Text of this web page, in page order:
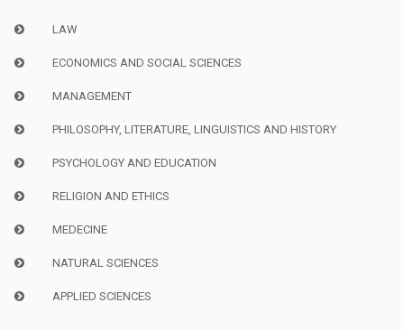
LAW
ECONOMICS AND SOCIAL SCIENCES
MANAGEMENT
PHILOSOPHY, LITERATURE, LINGUISTICS AND HISTORY
PSYCHOLOGY AND EDUCATION
RELIGION AND ETHICS
MEDECINE
NATURAL SCIENCES
APPLIED SCIENCES